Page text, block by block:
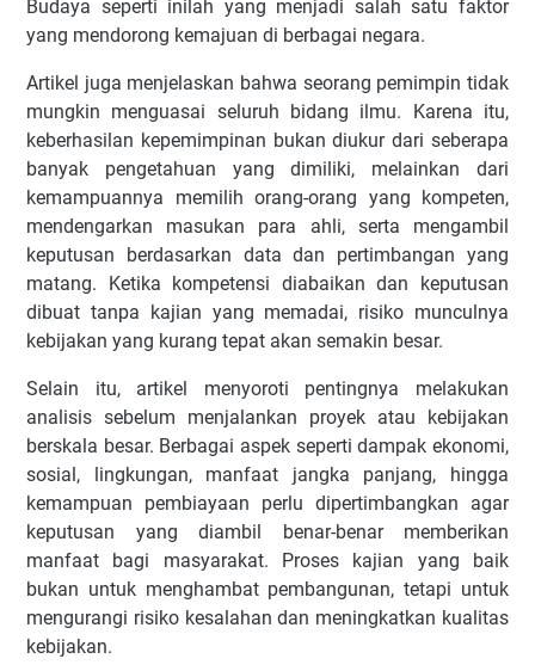
Budaya seperti inilah yang menjadi salah satu faktor
yang mendorong kemajuan di berbagai negara.
Artikel juga menjelaskan bahwa seorang pemimpin tidak
mungkin menguasai seluruh bidang ilmu. Karena itu,
keberhasilan kepemimpinan bukan diukur dari seberapa
banyak pengetahuan yang dimiliki, melainkan dari
kemampuannya memilih orang-orang yang kompeten,
mendengarkan masukan para ahli, serta mengambil
keputusan berdasarkan data dan pertimbangan yang
matang. Ketika kompetensi diabaikan dan keputusan
dibuat tanpa kajian yang memadai, risiko munculnya
kebijakan yang kurang tepat akan semakin besar.
Selain itu, artikel menyoroti pentingnya melakukan
analisis sebelum menjalankan proyek atau kebijakan
berskala besar. Berbagai aspek seperti dampak ekonomi,
sosial, lingkungan, manfaat jangka panjang, hingga
kemampuan pembiayaan perlu dipertimbangkan agar
keputusan yang diambil benar-benar memberikan
manfaat bagi masyarakat. Proses kajian yang baik
bukan untuk menghambat pembangunan, tetapi untuk
mengurangi risiko kesalahan dan meningkatkan kualitas
kebijakan.